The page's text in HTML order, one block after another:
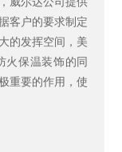
客户的要求制定
的发挥空间，美
火保温装饰的同
重要的作用，使